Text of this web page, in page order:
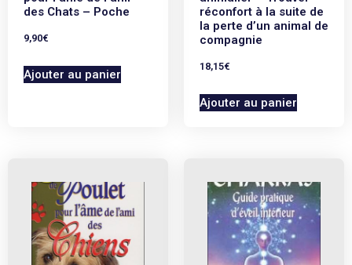
des Chats – Poche
9,90€
Ajouter au panier
réconfort à la suite de
la perte d’un animal de
compagnie
18,15€
Ajouter au panier